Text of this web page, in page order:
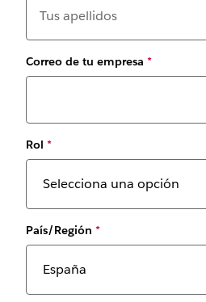
Correo de tu empresa *
Rol *
País/Región *